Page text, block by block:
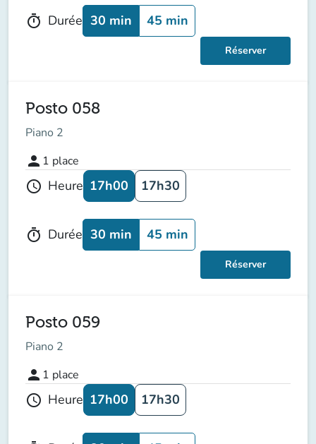
timer Durée 30 min 45 min
Réserver
Posto 058
Piano 2
person 1 place
schedule Heure 17h00 17h30
timer Durée 30 min 45 min
Réserver
Posto 059
Piano 2
person 1 place
schedule Heure 17h00 17h30